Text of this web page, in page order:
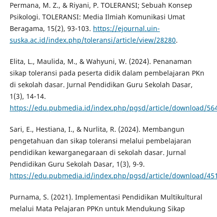
Permana, M. Z., & Riyani, P. TOLERANSI; Sebuah Konsep
Psikologi. TOLERANSI: Media Ilmiah Komunikasi Umat
Beragama, 15(2), 93-103. https://ejournal.uin-
suska.ac.id/index.php/toleransi/article/view/28280.
Elita, L., Maulida, M., & Wahyuni, W. (2024). Penanaman
sikap toleransi pada peserta didik dalam pembelajaran PKn
di sekolah dasar. Jurnal Pendidikan Guru Sekolah Dasar,
1(3), 14-14.
https://edu.pubmedia.id/index.php/pgsd/article/download/
Sari, E., Hestiana, I., & Nurlita, R. (2024). Membangun
pengetahuan dan sikap toleransi melalui pembelajaran
pendidikan kewarganegaraan di sekolah dasar. Jurnal
Pendidikan Guru Sekolah Dasar, 1(3), 9-9.
https://edu.pubmedia.id/index.php/pgsd/article/download/
Purnama, S. (2021). Implementasi Pendidikan Multikultural
melalui Mata Pelajaran PPKn untuk Mendukung Sikap